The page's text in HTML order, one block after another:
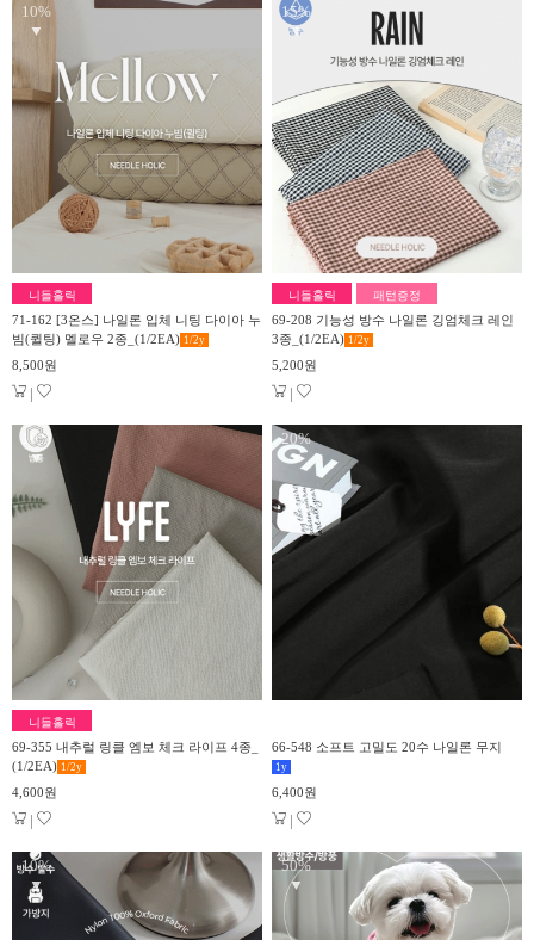
10%
▼
니들홀릭
71-162 [3온스] 나일론 입체 니팅 다이아 누
빔(퀼팅) 멜로우 2종_(1/2EA) 1/2y
8,500원
|
15%
▼
니들홀릭 패턴증정
69-208 기능성 방수 나일론 깅엄체크 레인
3종_(1/2EA) 1/2y
5,200원
|
10%
▼
니들홀릭
69-355 내추럴 링클 엠보 체크 라이프 4종_
(1/2EA) 1/2y
4,600원
|
20%
▼
66-548 소프트 고밀도 20수 나일론 무지
1 y
6,400원
|
10%
▼
50%
▼